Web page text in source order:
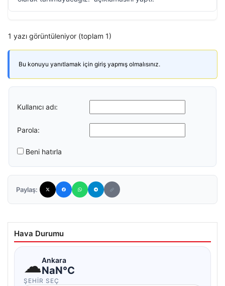
1 yazı görüntüleniyor (toplam 1)
Bu konuyu yanıtlamak için giriş yapmış olmalısınız.
Kullanıcı adı:
Parola:
Beni hatırla
Paylaş:
Hava Durumu
☁Ankara
NaN°C
ŞEHIR SEÇ